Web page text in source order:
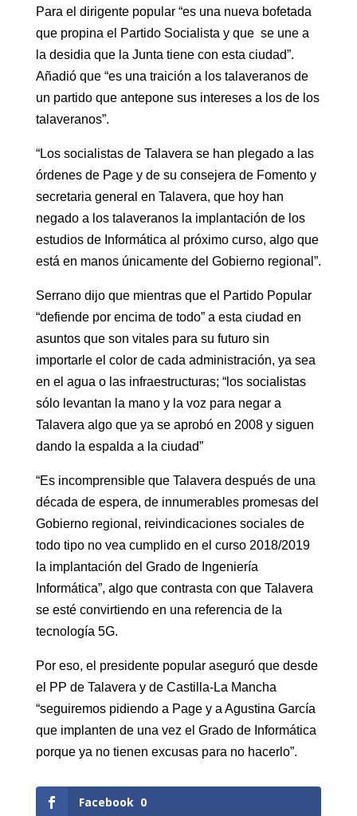
Para el dirigente popular “es una nueva bofetada
que propina el Partido Socialista y que se une a
la desidia que la Junta tiene con esta ciudad”.
Añadió que “es una traición a los talaveranos de
un partido que antepone sus intereses a los de los
talaveranos”.
“Los socialistas de Talavera se han plegado a las
órdenes de Page y de su consejera de Fomento y
secretaria general en Talavera, que hoy han
negado a los talaveranos la implantación de los
estudios de Informática al próximo curso, algo que
está en manos únicamente del Gobierno regional”.
Serrano dijo que mientras que el Partido Popular
“defiende por encima de todo” a esta ciudad en
asuntos que son vitales para su futuro sin
importarle el color de cada administración, ya sea
en el agua o las infraestructuras; “los socialistas
sólo levantan la mano y la voz para negar a
Talavera algo que ya se aprobó en 2008 y siguen
dando la espalda a la ciudad”
“Es incomprensible que Talavera después de una
década de espera, de innumerables promesas del
Gobierno regional, reivindicaciones sociales de
todo tipo no vea cumplido en el curso 2018/2019
la implantación del Grado de Ingeniería
Informática”, algo que contrasta con que Talavera
se esté convirtiendo en una referencia de la
tecnología 5G.
Por eso, el presidente popular aseguró que desde
el PP de Talavera y de Castilla-La Mancha
“seguiremos pidiendo a Page y a Agustina García
que implanten de una vez el Grado de Informática
porque ya no tienen excusas para no hacerlo”.
Facebook 0